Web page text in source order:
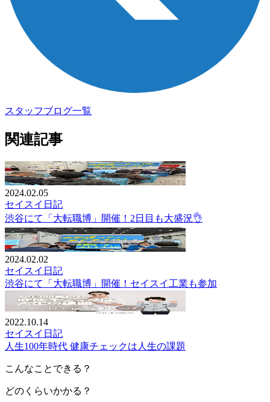
スタッフブログ一覧
関連記事
2024.02.05
セイスイ日記
渋谷にて「大転職博」開催！2日目も大盛況👌
2024.02.02
セイスイ日記
渋谷にて「大転職博」開催！セイスイ工業も参加
2022.10.14
セイスイ日記
人生100年時代 健康チェックは人生の課題
こんなことできる？
どのくらいかかる？